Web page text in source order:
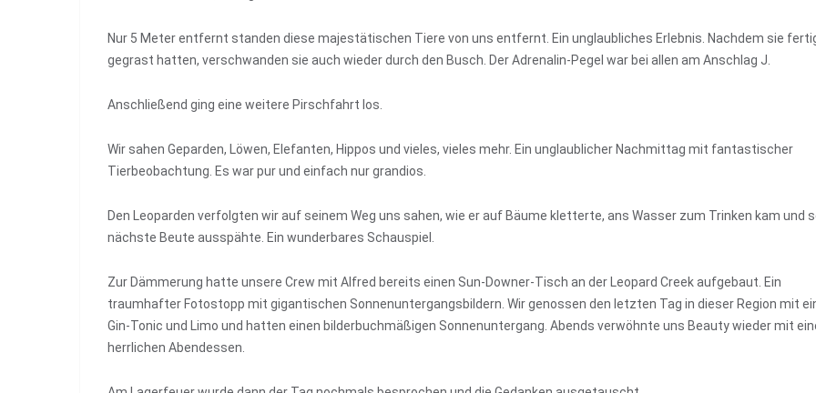
Nur 5 Meter entfernt standen diese majestätischen Tiere von uns entfernt. Ein unglaubliches Erlebnis. Nachdem sie
gegrast hatten, verschwanden sie auch wieder durch den Busch. Der Adrenalin-Pegel war bei allen am Anschlag J.
Anschließend ging eine weitere Pirschfahrt los.
Wir sahen Geparden, Löwen, Elefanten, Hippos und vieles, vieles mehr. Ein unglaublicher Nachmittag mit fantastischer
Tierbeobachtung. Es war pur und einfach nur grandios.
Den Leoparden verfolgten wir auf seinem Weg uns sahen, wie er auf Bäume kletterte, ans Wasser zum Trinken kam und
nächste Beute ausspähte. Ein wunderbares Schauspiel.
Zur Dämmerung hatte unsere Crew mit Alfred bereits einen Sun-Downer-Tisch an der Leopard Creek aufgebaut. Ein
traumhafter Fotostopp mit gigantischen Sonnenuntergangsbildern. Wir genossen den letzten Tag in dieser Region mit
Gin-Tonic und Limo und hatten einen bilderbuchmäßigen Sonnenuntergang. Abends verwöhnte uns Beauty wieder mit
herrlichen Abendessen.